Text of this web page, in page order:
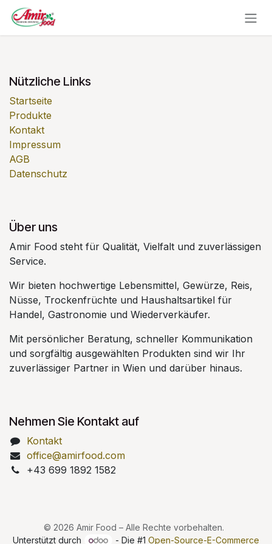
Zum Inhalt springen
Nützliche Links
Startseite
Produkte
Kontakt
Impressum
AGB
Datenschutz
Über uns
Amir Food steht für Qualität, Vielfalt und zuverlässigen
Service.
Wir bieten hochwertige Lebensmittel, Gewürze, Reis,
Nüsse, Trockenfrüchte und Haushaltsartikel für
Handel, Gastronomie und Wiederverkäufer.
Mit persönlicher Beratung, schneller Kommunikation
und sorgfältig ausgewählten Produkten sind wir Ihr
zuverlässiger Partner in Wien und darüber hinaus.
Nehmen Sie Kontakt auf
Kontakt
office@amirfood.com
+43 699 1892 1582
© 2026 Amir Food – Alle Rechte vorbehalten.
Unterstützt durch
- Die #1Open-Source-E-Commerce